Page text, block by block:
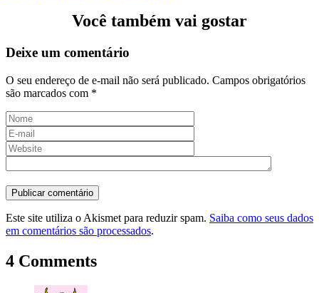
Você também vai gostar
Deixe um comentário
O seu endereço de e-mail não será publicado. Campos obrigatórios
são marcados com *
Este site utiliza o Akismet para reduzir spam. Saiba como seus dados
em comentários são processados.
4 Comments